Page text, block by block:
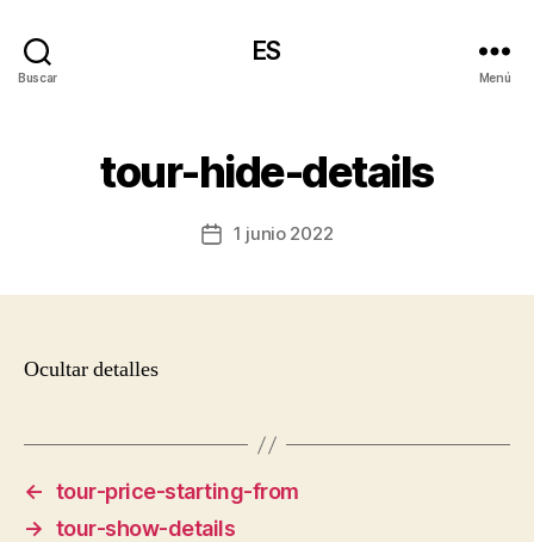
Buscar
ES
Menú
tour-hide-details
Fecha1 junio 2022
Ocultar detalles
← tour-price-starting-from
→ tour-show-details